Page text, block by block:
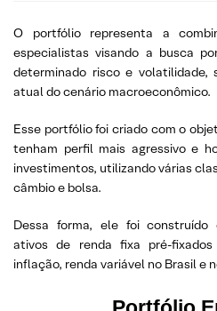
O portfólio representa a
especialistas visando a busca
determinado risco e volatilidade,
atual do cenário macroeconômico.
Esse portfólio foi criado com o
tenham perfil mais agressivo e
investimentos, utilizando várias
câmbio e bolsa.
Dessa forma, ele foi construído
ativos de renda fixa pré-
inflação, renda variável no Brasil e